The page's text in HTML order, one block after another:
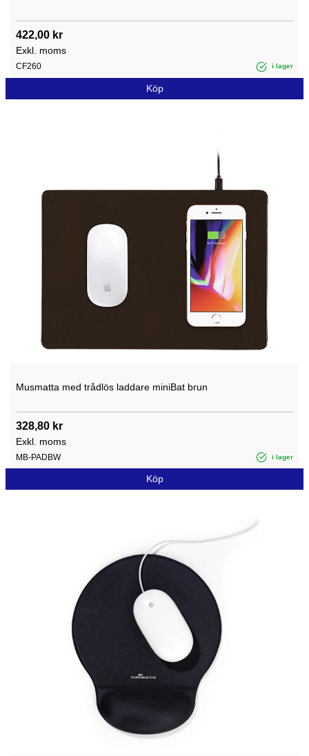
422,00 kr
Exkl. moms
CF260 i lager
Köp
Musmatta med trådlös laddare miniBat brun
328,80 kr
Exkl. moms
MB-PADBW i lager
Köp